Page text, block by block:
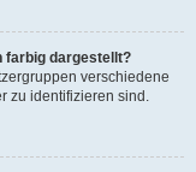
farbig dargestellt?
verschiedene
zu identifizieren sind.